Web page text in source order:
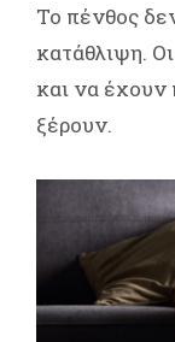
Το πένθος
κατάθλιψη.
και να έχουν
ξέρουν.